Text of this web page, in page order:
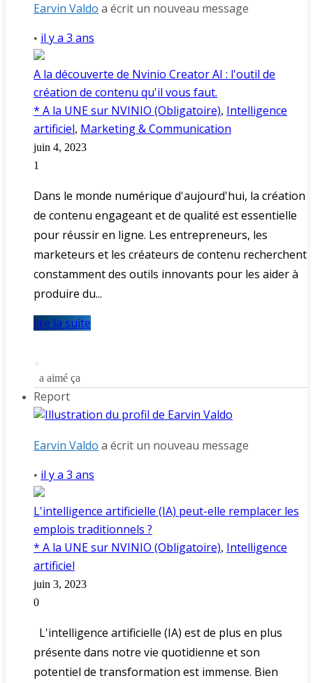
Earvin Valdo a écrit un nouveau message
• il y a 3 ans
A la découverte de Nvinio Creator AI : l'outil de
création de contenu qu'il vous faut.
* A la UNE sur NVINIO (Obligatoire), Intelligence
artificiel, Marketing & Communication
juin 4, 2023
1
Dans le monde numérique d'aujourd'hui, la création
de contenu engageant et de qualité est essentielle
pour réussir en ligne. Les entrepreneurs, les
marketeurs et les créateurs de contenu recherchent
constamment des outils innovants pour les aider à
produire du...
lire la suite
a aimé ça
Report
Earvin Valdo a écrit un nouveau message
• il y a 3 ans
L'intelligence artificielle (IA) peut-elle remplacer les
emplois traditionnels ?
* A la UNE sur NVINIO (Obligatoire), Intelligence
artificiel
juin 3, 2023
0
L'intelligence artificielle (IA) est de plus en plus
présente dans notre vie quotidienne et son
potentiel de transformation est immense. Bien